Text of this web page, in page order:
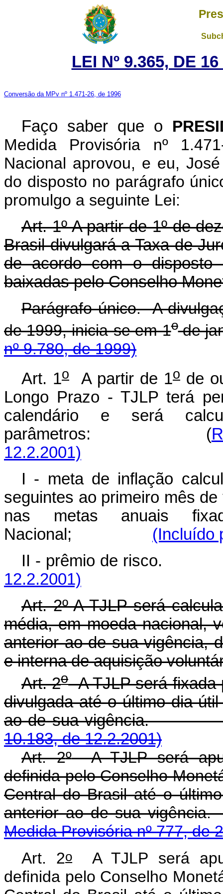
LEI Nº 9.365, DE
Conversão da MPv nº 1.471-26, de 1996
Faço saber que o
Medida Provisória nº
Nacional aprovou, e eu,
do disposto no parágrafo
promulgo a seguinte Lei:
Art. 1º A partir de 1º de
Brasil divulgará a Taxa de
de acordo com o
baixadas pelo Conselho
Parágrafo único. A
de 1999, inicia-se em 1o
nº 9.780, de 1999)
Art. 1o A partir de 1o de
Longo Prazo - TJLP terá
calendário e será
parâmetros: (
12.2.2001)
I - meta de inflação
seguintes ao primeiro mês
nas metas anuais
Nacional; (Incluído
II - prêmio de
12.2.2001)
Art. 2º A TJLP será
média, em moeda nacional,
anterior ao de sua vigência,
e interna de aquisição
Art. 2oA TJLP será fixada
divulgada até o último dia
ao de sua
10.183, de 12.2.2001)
Art. 2ºA TJLP será
definida pelo Conselho
Central do Brasil até o
anterior ao de
Medida Provisória nº 777, de
Art. 2oA TJLP será
definida pelo Conselho